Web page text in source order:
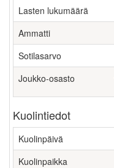
Lasten lukumäärä
Ammatti
Sotilasarvo
Joukko-osasto
Kuolintiedot
Kuolinpäivä
Kuolinpaikka